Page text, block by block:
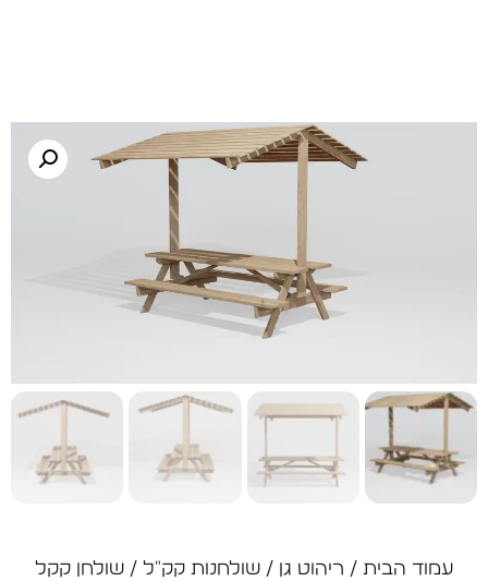
עמוד הבית / ריהוט גן / שולחנות קק"ל / שולחן קקל